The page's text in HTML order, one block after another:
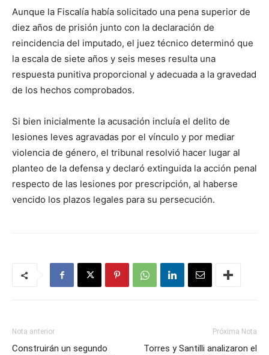
Aunque la Fiscalía había solicitado una pena superior de
diez años de prisión junto con la declaración de
reincidencia del imputado, el juez técnico determinó que
la escala de siete años y seis meses resulta una
respuesta punitiva proporcional y adecuada a la gravedad
de los hechos comprobados.
Si bien inicialmente la acusación incluía el delito de
lesiones leves agravadas por el vínculo y por mediar
violencia de género, el tribunal resolvió hacer lugar al
planteo de la defensa y declaró extinguida la acción penal
respecto de las lesiones por prescripción, al haberse
vencido los plazos legales para su persecución.
Nota anterior
Construirán un segundo
Próxima Nota
Torres y Santilli analizaron el